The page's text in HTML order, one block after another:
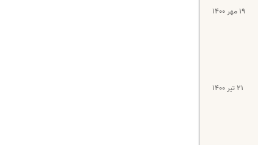
۱۹ مهر ۱۴۰۰
۲۱ تیر ۱۴۰۰